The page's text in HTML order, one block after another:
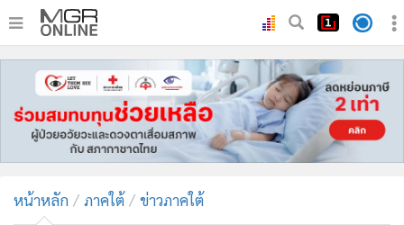
หน้าหลัก
ทันเหตุการณ์
• ภาคใต้
• บันเทิง
หน้าหลัก ภาคใต้ ข่าวภาคใต้